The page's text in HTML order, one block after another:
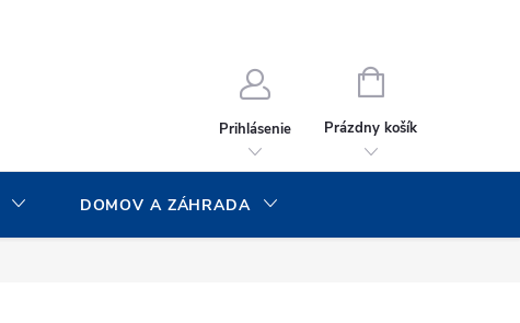
Prihlásenie
NÁKUPNÝ
Prázdny košík
DOMOV A ZÁHRADA